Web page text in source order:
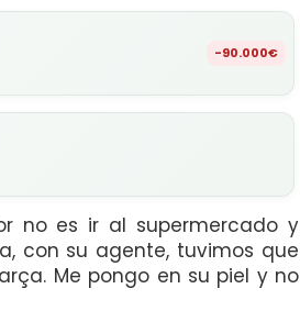
-90.000€
no es ir al supermercado y
con su agente, tuvimos que
Me pongo en su piel y no